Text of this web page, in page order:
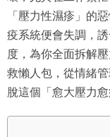
「壓力性濕疹」的
疫系統便會失調，
度，為你全面拆解
救懶人包，從情緒
脫這個「愈大壓力愈